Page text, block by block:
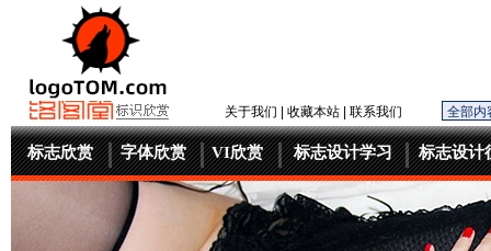
关于我们 收藏本站| 联系我们
标志欣赏 字体欣赏 VI欣赏 标志设计学习 标志设计